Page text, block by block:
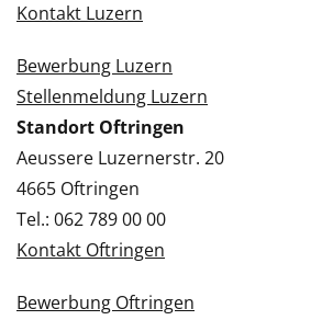
Kontakt Luzern
Bewerbung Luzern
Stellenmeldung Luzern
Standort Oftringen
Aeussere Luzernerstr. 20
4665 Oftringen
Tel.: 062 789 00 00
Kontakt Oftringen
Bewerbung Oftringen